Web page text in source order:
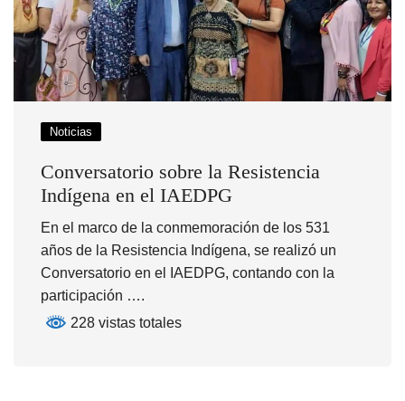
Noticias
Conversatorio sobre la Resistencia
Indígena en el IAEDPG
En el marco de la conmemoración de los 531
años de la Resistencia Indígena, se realizó un
Conversatorio en el IAEDPG, contando con la
participación ….
228 vistas totales